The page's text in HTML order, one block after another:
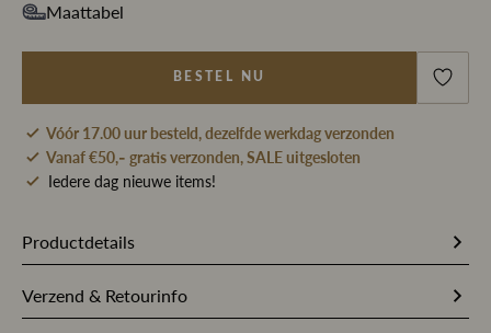
Maattabel
BESTEL NU
Vóór 17.00 uur besteld, dezelfde werkdag verzonden
Vanaf €50,- gratis verzonden, SALE uitgesloten
Iedere dag nieuwe items!
Productdetails
Stofsamenstelling
88% Polyamide / 12% Elastaan
Verzend & Retourinfo